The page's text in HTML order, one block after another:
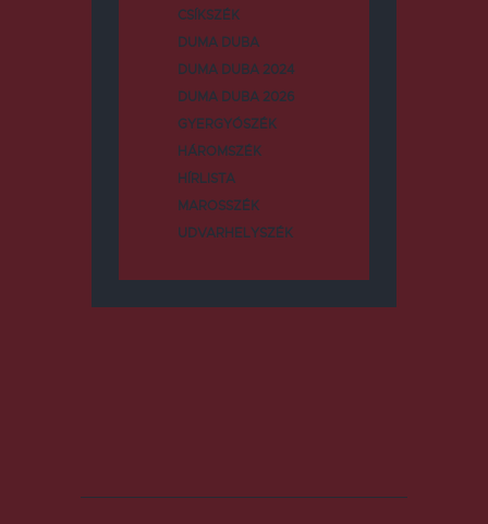
CSÍKSZÉK
DUMA DUBA
DUMA DUBA 2024
DUMA DUBA 2026
GYERGYÓSZÉK
HÁROMSZÉK
HÍRLISTA
MAROSSZÉK
UDVARHELYSZÉK